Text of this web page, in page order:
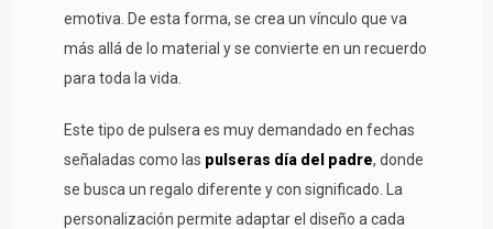
emotiva. De esta forma, se crea un vínculo que va
más allá de lo material y se convierte en un recuerdo
para toda la vida.
Este tipo de pulsera es muy demandado en fechas
señaladas como las pulseras día del padre, donde
se busca un regalo diferente y con significado. La
personalización permite adaptar el diseño a cada